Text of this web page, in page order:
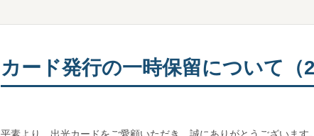
カード発行の一時保留について（